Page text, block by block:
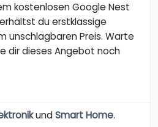
kostenlosen Google Nest
du erstklassige
unschlagbaren Preis. Warte
dir dieses Angebot noch
undSmart Home.